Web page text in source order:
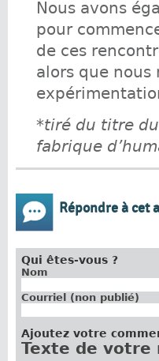
Nous avons
pour
de ces
alors que nous
*tiré du titre
fabrique
Répondre à cet
Qui êtes-vous ?
Nom
Courriel (non publié)
Ajoutez votre
Texte de votre